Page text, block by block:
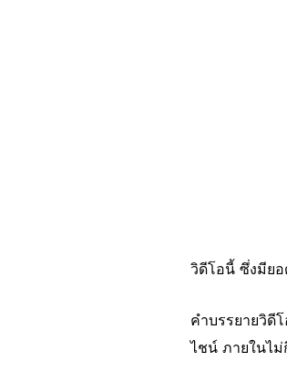
วิดีโอนี้ ซึ่งมีย
คำบรรยายวิดี
ไชน์ ภายในไ